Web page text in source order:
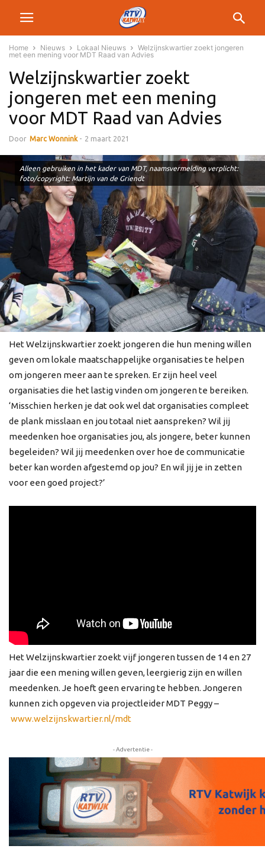
Home Nieuws Lokaal Nieuws
Welzijnskwartier zoekt jongeren
met een mening voor MDT Raad van Advies
Welzijnskwartier zoekt
jongeren met een mening
voor MDT Raad van Advies
Door Marc Wonnink - 2 maart 2021
Alleen gebruiken in het kader van MDT, naamsvermelding verplicht:
foto/copyright: Martijn van de Griendt
Het Welzijnskwartier zoekt jongeren die hun mening willen
geven om lokale maatschappelijke organisaties te helpen
om jongeren meer aan te spreken. Er zijn heel veel
organisaties die het lastig vinden om jongeren te bereiken.
‘Misschien herken je dat ook wel dat organisaties compleet
de plank misslaan en jou totaal niet aanspreken? Wil jij
meedenken hoe organisaties jou, als jongere, beter kunnen
begeleiden? Wil jij meedenken over hoe de communicatie
beter kan worden afgestemd op jou? En wil jij je in zetten
voor een goed project?’
Het Welzijnskwartier zoekt vijf jongeren tussen de 14 en 27
jaar die een mening willen geven, leergierig zijn en willen
meedenken. Je hoeft geen ervaring te hebben. Jongeren
kunnen zich opgeven via projectleider MDT Peggy –
www.welzijnskwartier.nl/mdt
- Advertentie -